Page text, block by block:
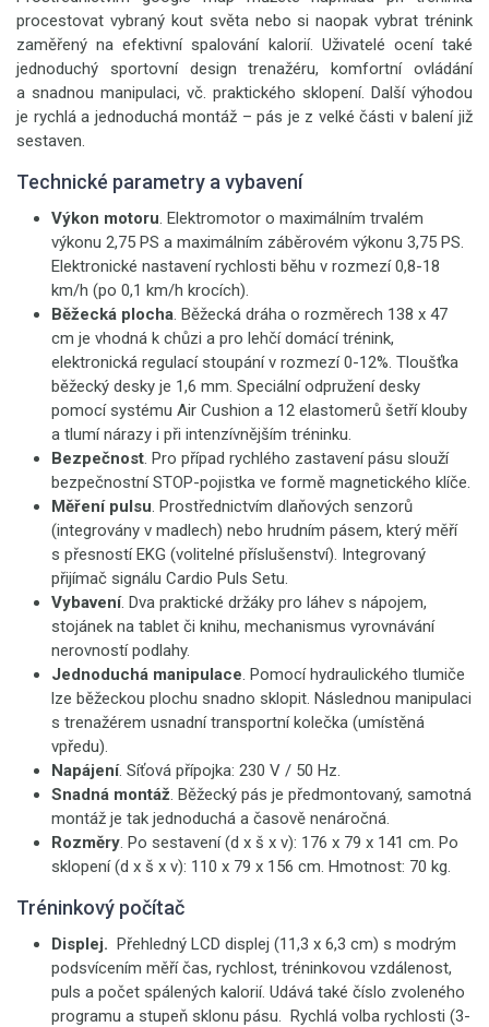
procestovat vybraný kout světa nebo si naopak vybrat trénink
zaměřený na efektivní spalování kalorií. Uživatelé ocení také
jednoduchý sportovní design trenažéru, komfortní ovládání
a snadnou manipulaci, vč. praktického sklopení. Další výhodou
je rychlá a jednoduchá montáž – pás je z velké části v balení již
sestaven.
Technické parametry a vybavení
Výkon motoru. Elektromotor o maximálním trvalém
výkonu 2,75 PS a maximálním záběrovém výkonu 3,75 PS.
Elektronické nastavení rychlosti běhu v rozmezí 0,8-18
km/h (po 0,1 km/h krocích).
Běžecká plocha. Běžecká dráha o rozměrech 138 x 47
cm je vhodná k chůzi a pro lehčí domácí trénink,
elektronická regulací stoupání v rozmezí 0-12%. Tloušťka
běžecký desky je 1,6 mm. Speciální odpružení desky
pomocí systému Air Cushion a 12 elastomerů šetří klouby
a tlumí nárazy i při intenzívnějším tréninku.
Bezpečnost. Pro případ rychlého zastavení pásu slouží
bezpečnostní STOP-pojistka ve formě magnetického klíče.
Měření pulsu. Prostřednictvím dlaňových senzorů
(integrovány v madlech) nebo hrudním pásem, který měří
s přesností EKG (volitelné příslušenství). Integrovaný
přijímač signálu Cardio Puls Setu.
Vybavení. Dva praktické držáky pro láhev s nápojem,
stojánek na tablet či knihu, mechanismus vyrovnávání
nerovností podlahy.
Jednoduchá manipulace. Pomocí hydraulického tlumiče
lze běžeckou plochu snadno sklopit. Následnou manipulaci
s trenažérem usnadní transportní kolečka (umístěná
vpředu).
Napájení. Síťová přípojka: 230 V / 50 Hz.
Snadná montáž. Běžecký pás je předmontovaný, samotná
montáž je tak jednoduchá a časově nenáročná.
Rozměry. Po sestavení (d x š x v): 176 x 79 x 141 cm. Po
sklopení (d x š x v): 110 x 79 x 156 cm. Hmotnost: 70 kg.
Tréninkový počítač
Displej. Přehledný LCD displej (11,3 x 6,3 cm) s modrým
podsvícením měří čas, rychlost, tréninkovou vzdálenost,
puls a počet spálených kalorií. Udává také číslo zvoleného
programu a stupeň sklonu pásu. Rychlá volba rychlosti (3-